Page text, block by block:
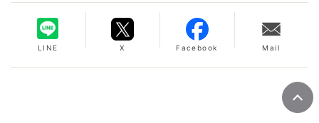
LINE X Facebook Mail